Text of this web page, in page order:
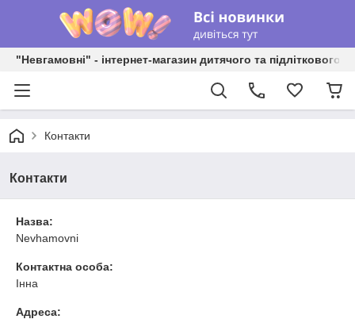
"Невгамовні" - інтернет-магазин дитячого та підліткового
Контакти
Контакти
Назва:
Nevhamovni
Контактна особа:
Інна
Адреса: